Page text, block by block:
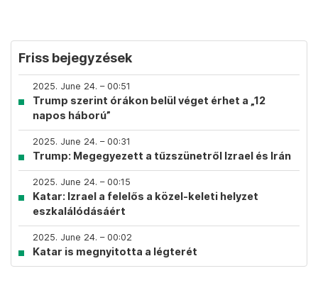
Friss bejegyzések
2025. June 24. – 00:51
Trump szerint órákon belül véget érhet a „12
napos háború”
2025. June 24. – 00:31
Trump: Megegyezett a tűzszünetről Izrael és Irán
2025. June 24. – 00:15
Katar: Izrael a felelős a közel-keleti helyzet
eszkalálódásáért
2025. June 24. – 00:02
Katar is megnyitotta a légterét